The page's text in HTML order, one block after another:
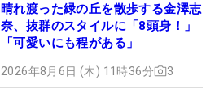
晴れ渡った緑の丘を散歩する金澤志
奈、抜群のスタイルに「8頭身！」
「可愛いにも程がある」
2026年8月6日 (木) 11時36分 3